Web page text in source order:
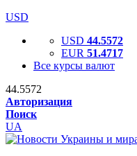
USD
USD 44.5572
EUR 51.4717
Все курсы валют
44.5572
Авторизация
Поиск
UA